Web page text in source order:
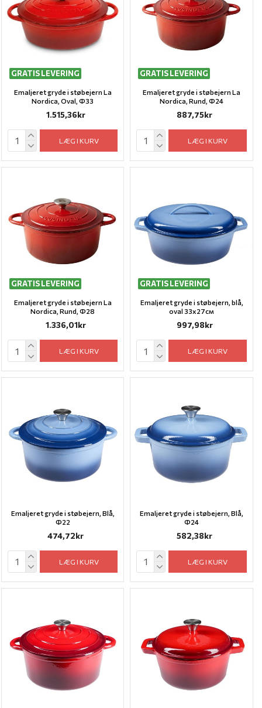
GRATIS LEVERING
Emaljeret gryde i støbejern La
Nordica, Oval, Ф33
1.515,36kr
LÆG I KURV
GRATIS LEVERING
Emaljeret gryde i støbejern La
Nordica, Rund, Ф24
887,75kr
LÆG I KURV
GRATIS LEVERING
Emaljeret gryde i støbejern La
Nordica, Rund, Ф28
1.336,01kr
LÆG I KURV
GRATIS LEVERING
Emaljeret gryde i støbejern, blå,
oval 33x27см
997,98kr
LÆG I KURV
Emaljeret gryde i støbejern, Blå,
Ф22
474,72kr
LÆG I KURV
Emaljeret gryde i støbejern, Blå,
Ф24
582,38kr
LÆG I KURV